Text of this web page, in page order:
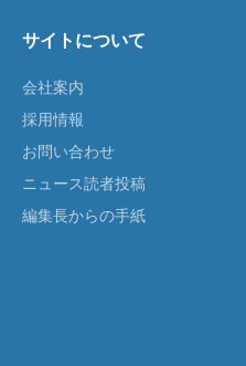
サイトについて
会社案内
採用情報
お問い合わせ
ニュース読者投稿
編集長からの手紙